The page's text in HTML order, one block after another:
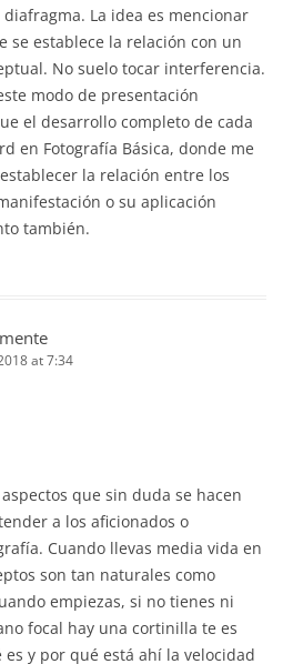
La idea es mencionar
se establece la relación con un
No suelo tocar interferencia.
modo de presentación
el desarrollo completo de cada
en Fotografía Básica, donde me
la relación entre los
o su aplicación
también.
at 7:34
que sin duda se hacen
a los aficionados o
Cuando llevas media vida en
son tan naturales como
empiezas, si no tienes ni
focal hay una cortinilla te es
y por qué está ahí la velocidad